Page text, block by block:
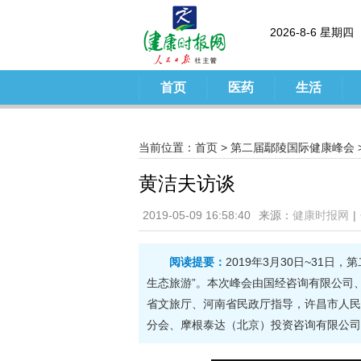
2026-8-6 星期四
首页 医药 生活
当前位置： 首页 > 第二届鄢陵国际健康峰会
黄洁夫访谈
2019-05-09 16:58:40 来源： 健康时报网 |
阅读提要： 2019年3月30日~31日，
生态旅游”。本次峰会由国经咨询有限公
省文旅厅、河南省民政厅指导，许昌市人
分会、摩根泰达（北京）投资咨询有限公